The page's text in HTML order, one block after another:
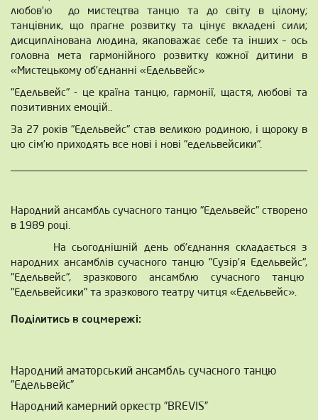
любов’ю до мистецтва танцю та до світу в цілому;
танцівник, що прагне розвитку та цінує вкладені сили;
дисциплінована людина, якаповажає себе та інших – ось
головна мета гармонійного розвитку кожної дитини в
«Мистецькому об’єднанні «Едельвейс»
"Едельвейс" - це країна танцю, гармонії, щастя, любові та
позитивних емоцій..
За 27 років "Едельвейс" став великою родиною, і щороку в
цю сім’ю приходять все нові і нові "едельвейсики".
Народний ансамбль сучасного танцю "Едельвейс" створено
в 1989 році.
На сьогоднішній день об'єднання складається з
народних ансамблів сучасного танцю "Сузір’я Едельвейс",
"Едельвейс", зразкового ансамблю сучасного танцю
"Едельвейсики" та зразкового театру читця «Едельвейс».
Поділитись в соцмережі:
Народний аматорський ансамбль сучасного танцю
”Едельвейс”
Народний камерний оркестр ”BREVIS”